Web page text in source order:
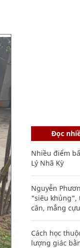
Đọc
Nhiều điểm
Lý Nhã Kỳ
Nguyễn
"siêu khủng",
cân, mắng
Cách học
lượng giác